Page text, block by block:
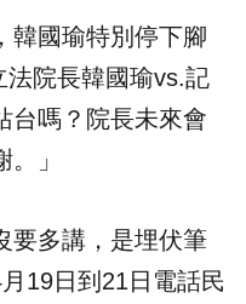
韓國瑜特別停下腳
院長韓國瑜vs.記
台嗎？院長未來會
」
要多講，是埋伏筆
19日到21日電話民